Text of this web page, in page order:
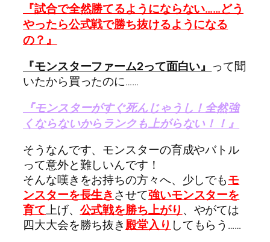
『試合で全然勝てるようにならない……どう
やったら公式戦で勝ち抜けるようになる
の？』
『モンスターファーム2って面白い』 って聞
いたから買ったのに……
『モンスターがすぐ死んじゃうし！全然強
くならないからランクも上がらない！！』
そうなんです、モンスターの育成やバトル
って意外と難しいんです！
そんな嘆きをお持ちの方々へ、少しでもモ
ンスターを長生きさせて強いモンスターを
育て上げ、 公式戦を勝ち上がり 、やがては
四大大会を勝ち抜き殿堂入り してもらう……